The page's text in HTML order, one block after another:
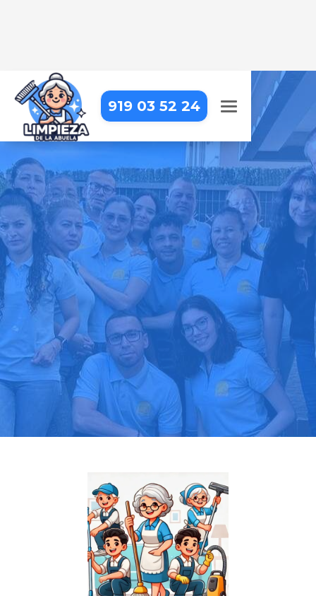
919 03 52 24
LIMPIEZA COMERCIAL EN
GUADALIX DE LA SIERRA
Limpieza comercial confiable con
resultados que puedes ver y en los
que puedes confiar
Pide tu presupuesto gratis
Llama hoy: 919 03 52 24
Más de 1000 clientes confían en nosotros
⭐⭐⭐⭐⭐